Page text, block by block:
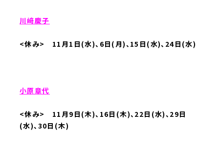
川﨑慶子
<休み> 11月1日(水)、6日(月)、15日(水)、24日(水)
小原章代
<休み> 11月9日(木)、16日(木)、22日(水)、29日
(水)、30日(木)